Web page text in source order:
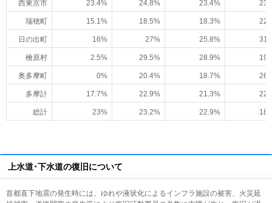
西東京市 23.4% 24.8% 23.4%
瑞穂町 15.1% 18.5% 18.3%
日の出町 16% 27% 25.8%
檜原村 2.5% 29.5% 28.9%
奥多摩町 0% 20.4% 18.7%
多摩計 17.7% 22.9% 21.3%
総計 23% 23.2% 22.9%
上水道･下水道の復旧について
首都直下地震の発生時には、ゆれや液状化によるインフラ施設の被害、火災延